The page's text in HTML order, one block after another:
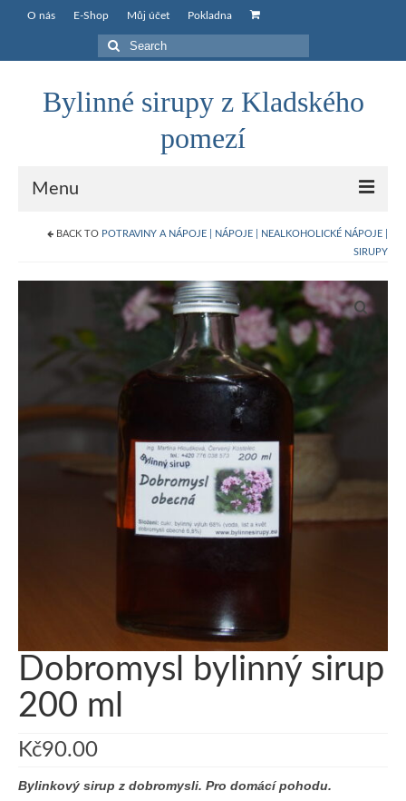
O nás E-Shop Můj účet Pokladna
Search
for:
Bylinné sirupy z Kladského
pomezí
Menu
O nás
Košík
Naše bylinné sirupy
BACK TO POTRAVINY A NÁPOJE | NÁPOJE | NEALKOHOLICKÉ NÁPOJE |
SIRUPY
Dobromysl bylinný sirup
200 ml
Kč90.00
Bylinkový sirup z dobromysli. Pro domácí pohodu.